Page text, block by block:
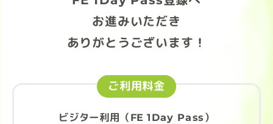
お進みいただき
ありがとうございます！
ご利用料金
ビジター利用（FE 1Day Pass）